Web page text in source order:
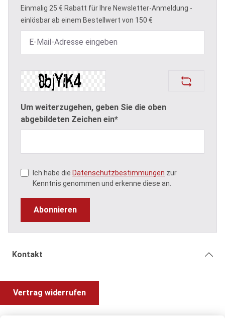
Einmalig 25 € Rabatt für Ihre Newsletter-Anmeldung -
einlösbar ab einem Bestellwert von 150 €
Um weiterzugehen, geben Sie die oben
abgebildeten Zeichen ein*
Ich habe die Datenschutzbestimmungen zur
Kenntnis genommen und erkenne diese an.
Abonnieren
Kontakt
Vertrag widerrufen